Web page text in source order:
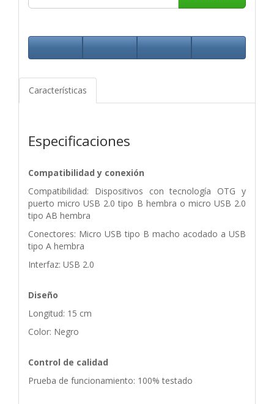
Características
Especificaciones
Compatibilidad y conexión
Compatibilidad: Dispositivos con tecnología OTG y
puerto micro USB 2.0 tipo B hembra o micro USB 2.0
tipo AB hembra
Conectores: Micro USB tipo B macho acodado a USB
tipo A hembra
Interfaz: USB 2.0
Diseño
Longitud: 15 cm
Color: Negro
Control de calidad
Prueba de funcionamiento: 100% testado